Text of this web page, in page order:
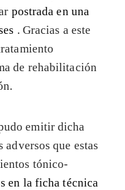
postrada en una
. Gracias a este
de rehabilitación
emitir dicha
que estas
tónico-
en la ficha técnica